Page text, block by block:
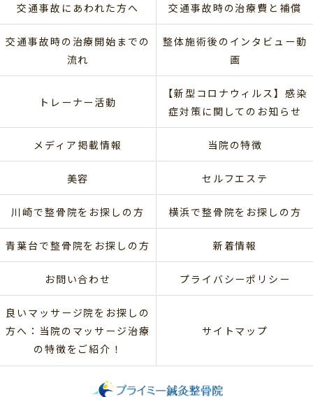
交通事故にあわれた方へ 交通事故時の治療費と補償
交通事故時の治療開始までの
流れ
整体施術後のインタビュー動
画
トレーナー活動
【新型コロナウィルス】感染
症対策に関してのお知らせ
メディア掲載情報 当院の特徴
美容 セルフエステ
川崎で整骨院をお探しの方 横浜で整骨院をお探しの方
青葉台で整骨院をお探しの方 新着情報
お問い合わせ プライバシーポリシー
良いマッサージ院をお探しの
方へ：当院のマッサージ治療
の特徴をご紹介！
サイトマップ